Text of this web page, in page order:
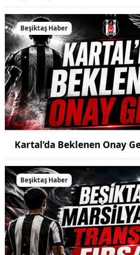
Beşiktaş Haber
Kartal’da Beklenen Onay
Beşiktaş Haber